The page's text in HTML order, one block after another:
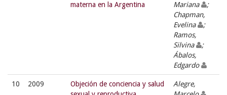
materna en la Argentina
Mariana
;
Chapman,
Evelina
;
Ramos,
Silvina
;
Ábalos,
Edgardo
10 2009
Objeción de conciencia y salud
Alegre,